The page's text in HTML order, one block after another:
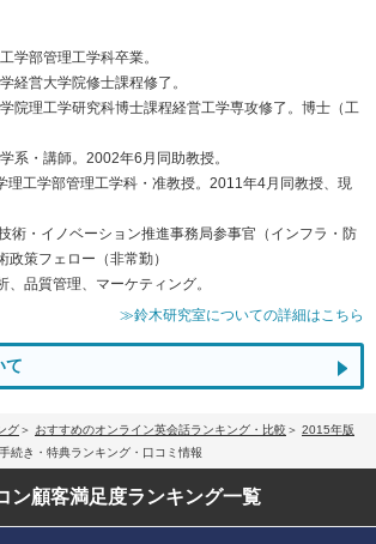
学部管理工学科卒業。
経営大学院修士課程修了。
院理工学研究科博士課程経営工学専攻修了。博士（工
系・講師。2002年6月同助教授。
理工学部管理工学科・准教授。2011年4月同教授、現
術・イノベーション推進事務局参事官（インフラ・防
政策フェロー（非常勤）
品質管理、マーケティング。
≫鈴木研究室についての詳細はこちら
て
グ おすすめのオンライン英会話ランキング・比較
2015年版
続き・特典ランキング・口コミ情報
ン顧客満足度ランキング一覧